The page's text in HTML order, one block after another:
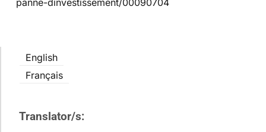
English
Français
Translator/s: